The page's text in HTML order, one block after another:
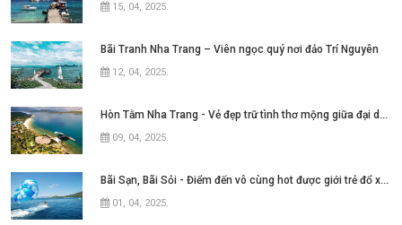
15, 04, 2025.
Bãi Tranh Nha Trang – Viên ngọc quý nơi đảo Trí Nguyên
12, 04, 2025.
Hòn Tằm Nha Trang - Vẻ đẹp trữ tình thơ mộng giữa đại dương xanh ngát
09, 04, 2025.
Bãi Sạn, Bãi Sỏi - Điểm đến vô cùng hot được giới trẻ đổ xô tìm kiếm tại thành
01, 04, 2025.